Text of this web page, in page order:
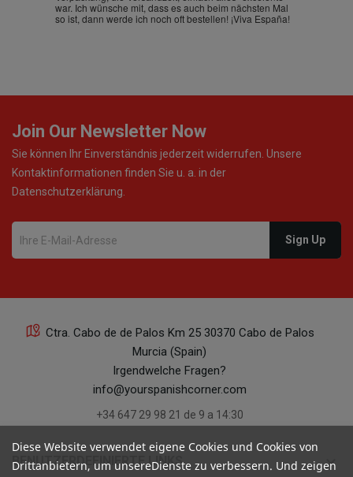
war. Ich wünsche mit, dass es auch beim nächsten Mal
so ist, dann werde ich noch oft bestellen! ¡Viva España!
Join Our Newsletter Now
Sie können Ihr Einverständnis jederzeit widerrufen. Unsere
Kontaktinformationen finden Sie u. a. in der
Datenschutzerklärung.
Ctra. Cabo de de Palos Km 25 30370 Cabo de Palos
Murcia (Spain)
Irgendwelche Fragen?
info@yourspanishcorner.com
+34 647 29 98 21 de 9 a 14:30
BENUTZERDEFINIERTE LINKS keyboard_arrow_down
Diese Website verwendet eigene Cookies und Cookies von
Drittanbietern, um unsereDienste zu verbessern. Und zeigen